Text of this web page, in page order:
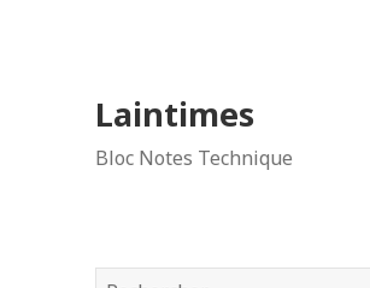
Laintimes
Bloc Notes Technique
Rechercher :